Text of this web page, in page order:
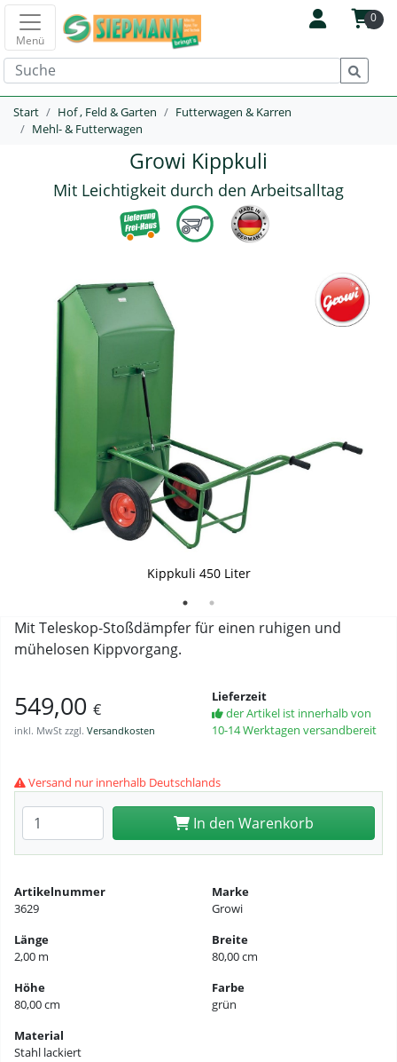
0
Menü
Start Hof , Feld & Garten
Futterwagen & Karren
Mehl- & Futterwagen
Growi Kippkuli
Mit Leichtigkeit durch den Arbeitsalltag
Kippkuli 450 Liter
Kippkuli 450 Liter
Mit Teleskop-Stoßdämpfer für einen ruhigen und
mühelosen Kippvorgang.
549,00 €
inkl. MwSt zzgl. Versandkosten
Lieferzeit
der Artikel ist innerhalb von
10-14 Werktagen versandbereit
Versand nur innerhalb Deutschlands
Anzahl eingeben In den Warenkorb
Artikelnummer
3629
Marke
Growi
Länge
2,00 m
Breite
80,00 cm
Höhe
80,00 cm
Farbe
grün
Material
Stahl lackiert